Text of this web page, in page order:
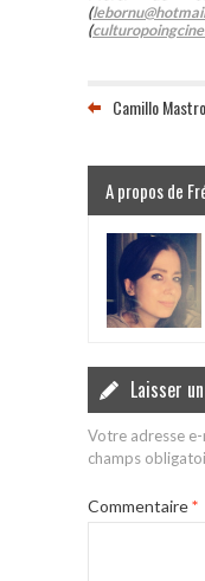
(
(
Camillo
A propos de
Laisser
Votre adresse
champs
Commentaire*